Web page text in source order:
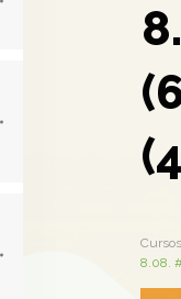
Cursos
8.08.